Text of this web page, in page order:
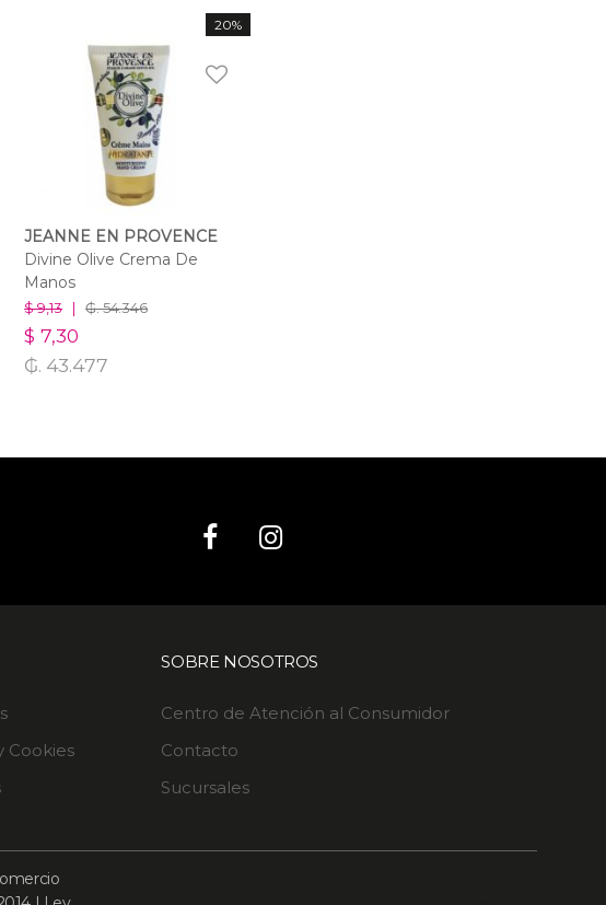
20%
JEANNE EN PROVENCE
Divine Olive Crema De
Manos
$ 9,13|₲. 54.346
$ 7,30
₲. 43.477
Cookies
SOBRE NOSOTROS
Centro de Atención al Consumidor
Contacto
Sucursales